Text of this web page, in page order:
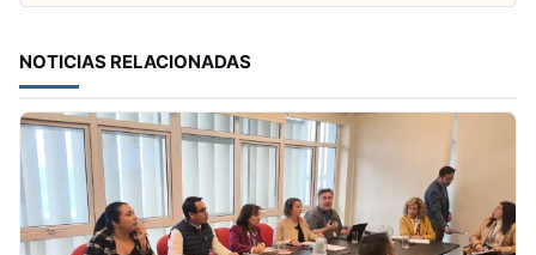
NOTICIAS RELACIONADAS